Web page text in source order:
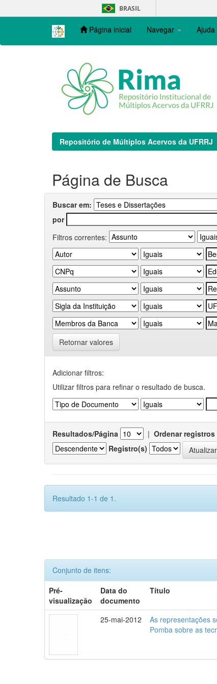
navigation
BRASIL
Página inicial Navegar Ajuda
Repositório de Múltiplos Acervos da UFRRJ
Página de Busca
Buscar em:
por
Filtros correntes:
Retornar valores
Adicionar filtros:
Utilizar filtros para refinar o resultado de busca.
Resultados/Página | Ordenar
Registro(s)
Resultado 1-1 de 1.
Conjunto de itens:
Pré-
visualização
Data do
documento
Título
25-mai-2012
As representações
Pomba sobre as